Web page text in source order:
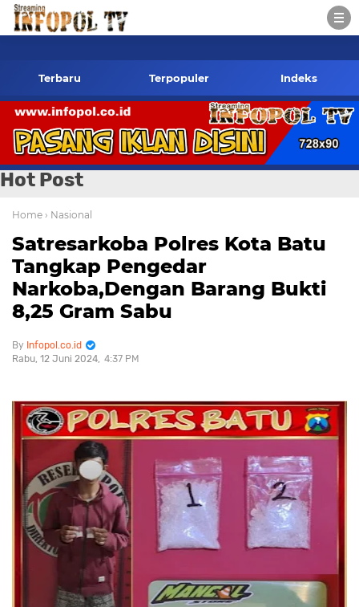
infopol.co.id Kontak Redaksi- 085784424805 wa
Terbaru Terpopuler Indeks
Hot Post
Home › Nasional
Satresarkoba Polres Kota Batu
Tangkap Pengedar
Narkoba,Dengan Barang Bukti
8,25 Gram Sabu
Infopol.co.id
Rabu, 12 Juni 2024 4:37 PM